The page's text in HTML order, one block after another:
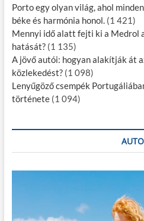
Porto egy olyan világ, ahol
béke és harmónia honol. (1 421)
Mennyi idő alatt fejti ki a Medrol
hatását? (1 135)
A jövő autói: hogyan alakítják át
közlekedést? (1 098)
Lenyűgöző csempék
története (1 094)
AUTO